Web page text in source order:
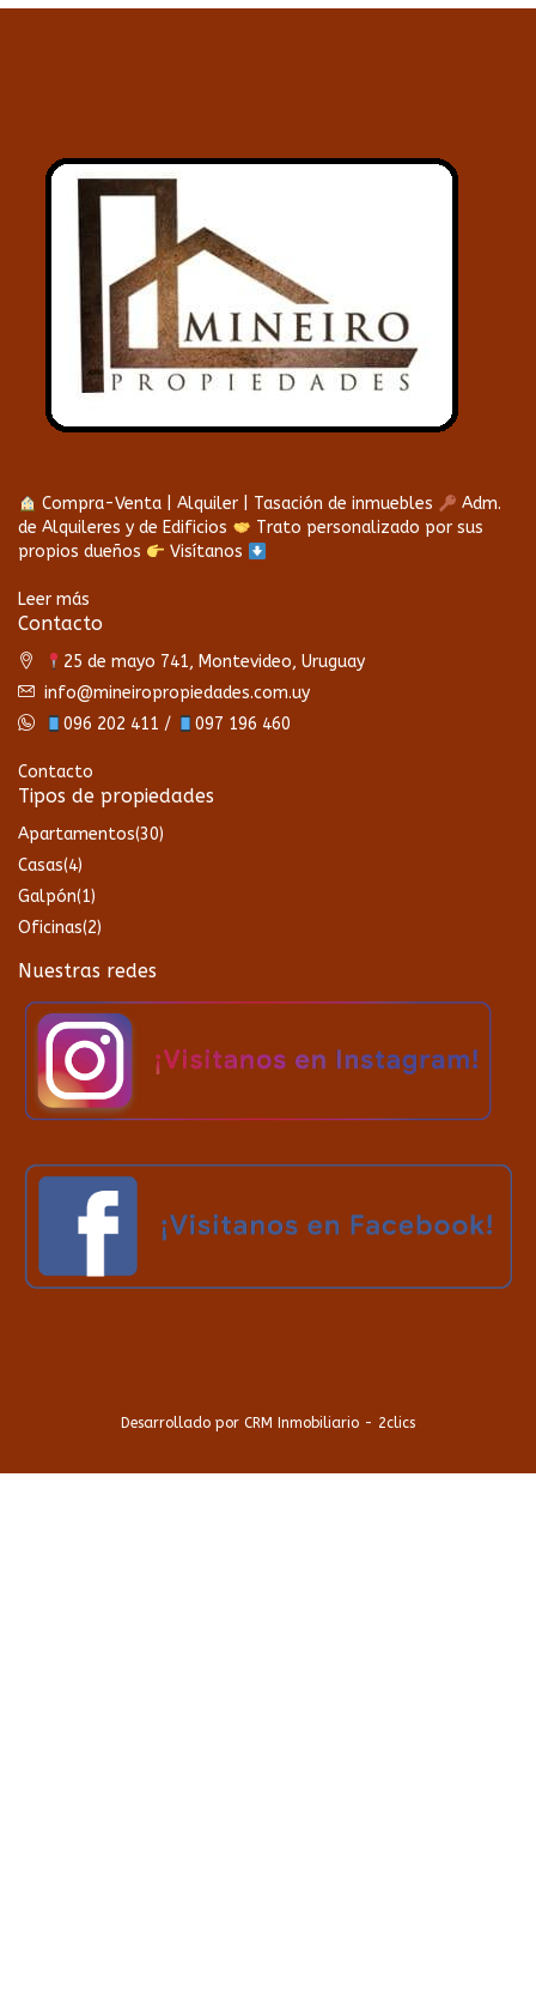
Compra-Venta | Alquiler | Tasación de inmuebles
Adm.
de Alquileres y de Edificios
Trato personalizado por sus
propios dueños
Visítanos
Leer más
Contacto
25 de mayo 741, Montevideo, Uruguay
info@mineiropropiedades.com.uy
096 202 411 /
097 196 460
Contacto
Tipos de propiedades
Apartamentos(30)
Casas(4)
Galpón(1)
Oficinas(2)
Nuestras redes
Desarrollado por CRM Inmobiliario - 2clics